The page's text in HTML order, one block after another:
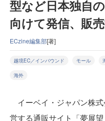
型など日本独自
向けて発信、販
ECzine編集部[著]
越境EC／インバウンド モール
海外
イーベイ・ジャパン株
営する通販サイト「夢展